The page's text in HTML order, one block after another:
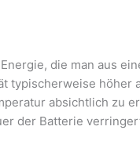
die man aus
typischerweise höher
absichtlich zu
der Batterie